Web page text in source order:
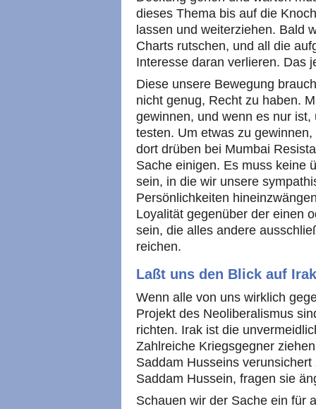
dieses Thema bis auf die
lassen und weiterziehen. Bald
Charts rutschen, und all die
Interesse daran verlieren. Das
Diese unsere Bewegung
nicht genug, Recht zu haben.
gewinnen, und wenn es nur
testen. Um etwas zu
dort drüben bei Mumbai
Sache einigen. Es muss keine
sein, in die wir unsere
Persönlichkeiten
Loyalität gegenüber der einen
sein, die alles andere
reichen.
Laßt uns den Blick auf
Wenn alle von uns wirklich
Projekt des Neoliberalismus
richten. Irak ist die
Zahlreiche Kriegsgegner
Saddam Husseins
Saddam Hussein, fragen sie
Schauen wir der Sache ein für